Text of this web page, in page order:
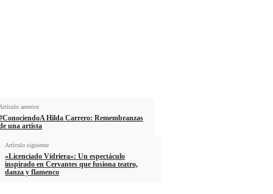
anterior
Hilda Carrero: Remembranzas
una artista
Artículo siguiente
«Licenciado Vidriera»: Un espectáculo
inspirado en Cervantes que fusiona teatro,
danza y flamenco